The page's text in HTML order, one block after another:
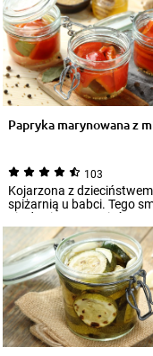
Papryka marynowana z
103
Kojarzona z
spiżarnią u babci. Tego
nie da się zapomnieć! Pora
sobie odśw...